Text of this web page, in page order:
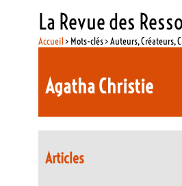
La Revue des
Accueil> Mots-clés > Auteurs, Créateurs,
Agatha Christie
Articles